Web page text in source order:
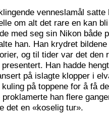
venneslamål
om alt det rare en kan
med seg sin Nikon både
han. Han krydret
og til tider var det den
Han hadde
på islagte klopper i
på toppene for å få
proklamerte han flere
det en «koselig tur».